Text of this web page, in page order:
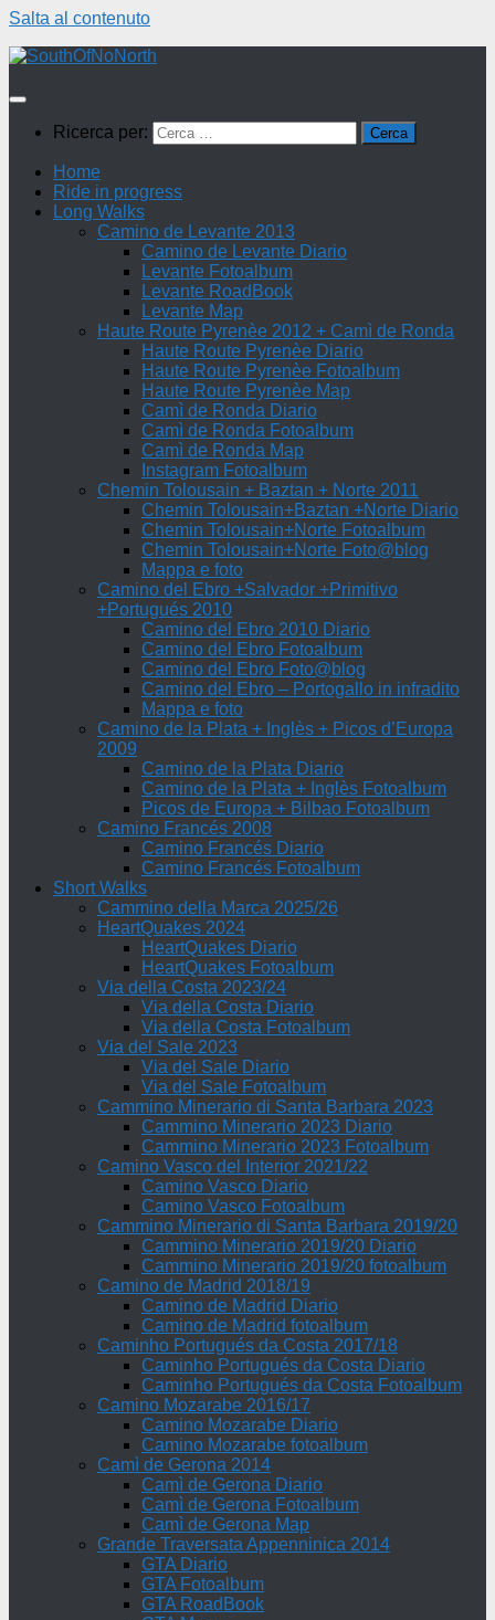
Salta al contenuto
Ricerca per:
Home
Ride in progress
Long Walks
Camino de Levante 2013
Camino de Levante Diario
Levante Fotoalbum
Levante RoadBook
Levante Map
Haute Route Pyrenèe 2012 + Camì de Ronda
Haute Route Pyrenèe Diario
Haute Route Pyrenèe Fotoalbum
Haute Route Pyrenèe Map
Camì de Ronda Diario
Camì de Ronda Fotoalbum
Camì de Ronda Map
Instagram Fotoalbum
Chemin Tolousain + Baztan + Norte 2011
Chemin Tolousain+Baztan +Norte Diario
Chemin Tolousain+Norte Fotoalbum
Chemin Tolousain+Norte Foto@blog
Mappa e foto
Camino del Ebro +Salvador +Primitivo
+Portugués 2010
Camino del Ebro 2010 Diario
Camino del Ebro Fotoalbum
Camino del Ebro Foto@blog
Camino del Ebro – Portogallo in infradito
Mappa e foto
Camino de la Plata + Inglès + Picos d’Europa
2009
Camino de la Plata Diario
Camino de la Plata + Inglès Fotoalbum
Picos de Europa + Bilbao Fotoalbum
Camino Francés 2008
Camino Francés Diario
Camino Francés Fotoalbum
Short Walks
Cammino della Marca 2025/26
HeartQuakes 2024
HeartQuakes Diario
HeartQuakes Fotoalbum
Via della Costa 2023/24
Via della Costa Diario
Via della Costa Fotoalbum
Via del Sale 2023
Via del Sale Diario
Via del Sale Fotoalbum
Cammino Minerario di Santa Barbara 2023
Cammino Minerario 2023 Diario
Cammino Minerario 2023 Fotoalbum
Camino Vasco del Interior 2021/22
Camino Vasco Diario
Camino Vasco Fotoalbum
Cammino Minerario di Santa Barbara 2019/20
Cammino Minerario 2019/20 Diario
Cammino Minerario 2019/20 fotoalbum
Camino de Madrid 2018/19
Camino de Madrid Diario
Camino de Madrid fotoalbum
Caminho Portugués da Costa 2017/18
Caminho Portugués da Costa Diario
Caminho Portugués da Costa Fotoalbum
Camino Mozarabe 2016/17
Camino Mozarabe Diario
Camino Mozarabe fotoalbum
Camì de Gerona 2014
Camì de Gerona Diario
Camì de Gerona Fotoalbum
Camì de Gerona Map
Grande Traversata Appenninica 2014
GTA Diario
GTA Fotoalbum
GTA RoadBook